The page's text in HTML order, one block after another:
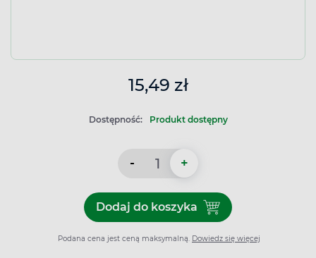
15,49 zł
Dostępność: Produkt dostępny
- +
Dodaj do koszykaDodaj do koszyka
Podana cena jest ceną maksymalną. Dowiedz się więcej